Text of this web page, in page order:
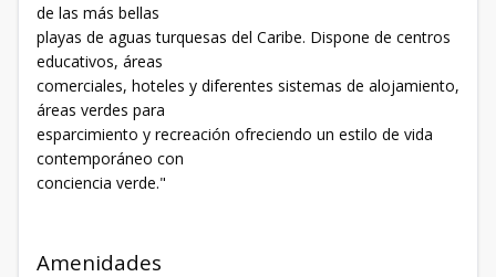
de las más bellas
playas de aguas turquesas del Caribe. Dispone de centros
educativos, áreas
comerciales, hoteles y diferentes sistemas de alojamiento,
áreas verdes para
esparcimiento y recreación ofreciendo un estilo de vida
contemporáneo con
conciencia verde."
Amenidades